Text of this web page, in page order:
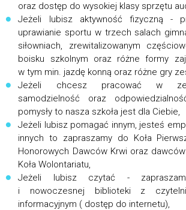
oraz dostęp do wysokiej klasy sprzętu
Jeżeli lubisz aktywność fizyczną -
uprawianie sportu w trzech salach
siłowniach, zrewitalizowanym
boisku szkolnym oraz różne formy
w tym min. jazdę konną oraz różne gry
Jeżeli chcesz pracować w
samodzielność oraz
pomysły to nasza szkoła jest dla Ciebie,
Jeżeli lubisz pomagać innym, jesteś
innych to zapraszamy do Koła
Honorowych Dawców Krwi oraz
Koła Wolontariatu,
Jeżeli lubisz czytać -
i nowoczesnej biblioteki z
informacyjnym ( dostęp do internetu),